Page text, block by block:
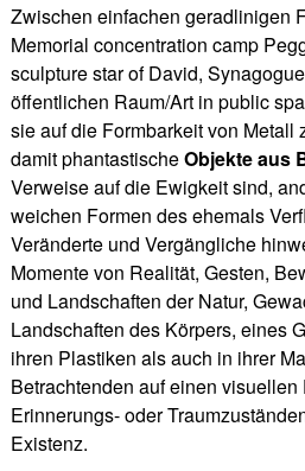
Zwischen einfachen geradlinigen
Memorial concentration camp
sculpture star of David,
öffentlichen Raum/Art in public
sie auf die Formbarkeit von Metall
damit phantastischeObjekte aus
Verweise auf die Ewigkeit sind,
weichen Formen des ehemals
Veränderte und Vergängliche
Momente von Realität, Gesten,
und Landschaften der Natur,
Landschaften des Körpers, eines
ihren Plastiken als auch in ihrer
Betrachtenden auf einen visuellen
Erinnerungs- oder
Existenz.